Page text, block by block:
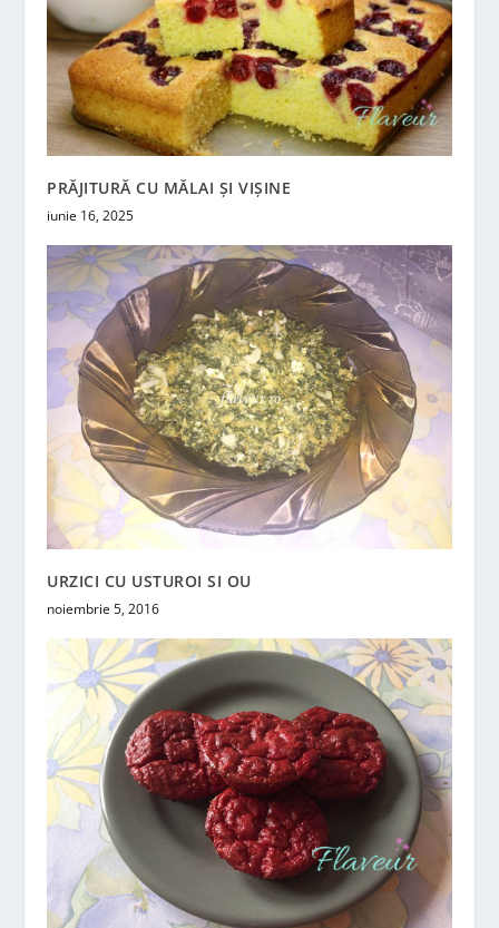
PRĂJITURĂ CU MĂLAI ȘI VIȘINE
iunie 16, 2025
URZICI CU USTUROI SI OU
noiembrie 5, 2016